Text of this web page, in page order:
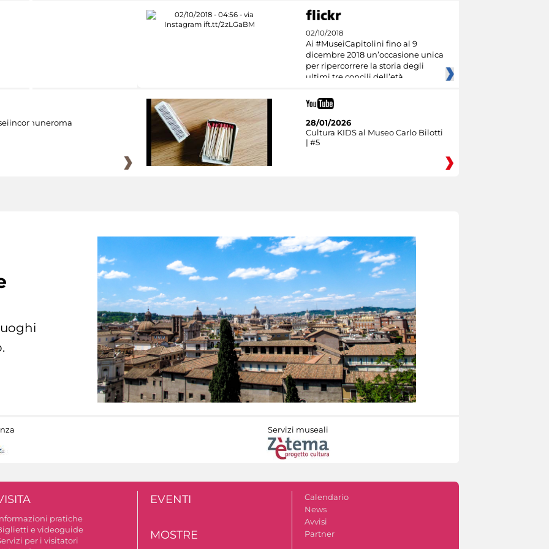
02/10/2018
Ai #MuseiCapitolini fino al 9
dicembre 2018 un’occasione unica
per ripercorrere la storia degli
ultimi tre concili dell’età
28/01/2026
Cultura KIDS al Museo Carlo Bilotti
| #5
Servizi museali
pratiche
e videoguide
per i visitatori
EVENTI
MOSTRE
Calendario
News
Avvisi
Partner